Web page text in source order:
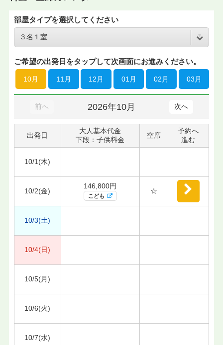
部屋タイプを選択してください
ご希望の出発日をタップして次画面にお進みください。
10月 11月 12月 01月 02月 03月
前へ 2026年10月 次へ
出発日
大人基本代金
下段：子供料金
空席
予約へ
進む
10/1(木)
10/2(金)
146,800円
こども
☆
10/3(土)
10/4(日)
10/5(月)
10/6(火)
10/7(水)